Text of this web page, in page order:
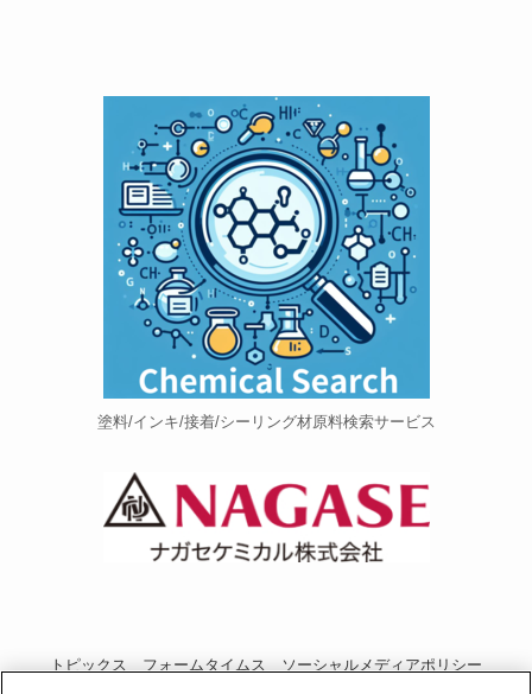
塗料/インキ/接着/シーリング材原料検索サービス
トピックス フォームタイムス
ソーシャルメディアポリシー